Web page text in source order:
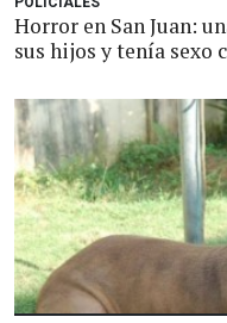
Horror en San Juan:
sus hijos y tenía sexo